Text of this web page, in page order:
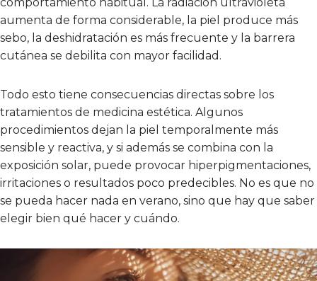
aumenta de forma considerable, la piel produce más
sebo, la deshidratación es más frecuente y la barrera
cutánea se debilita con mayor facilidad.
Todo esto tiene consecuencias directas sobre los
tratamientos de medicina estética. Algunos
procedimientos dejan la piel temporalmente más
sensible y reactiva, y si además se combina con la
exposición solar, puede provocar hiperpigmentaciones,
irritaciones o resultados poco predecibles. No es que no
se pueda hacer nada en verano, sino que hay que saber
elegir bien qué hacer y cuándo.